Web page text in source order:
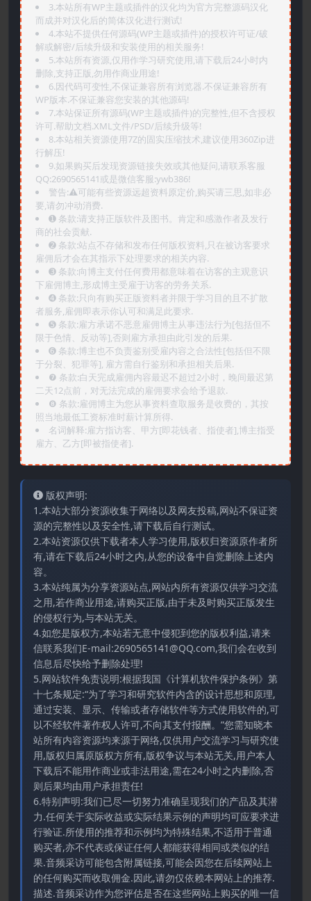
3.本站所有WP主题或插件的汉化均为官方完整源码汉化
而成并对汉化后的简体汉化进行测试!
4.本站不提供任何源码(WP主题或插件)的授权许可证/破
解或解密/后续升级和安装使用的相关服务!
5.本站所有资源,仅用作学习研究使用,请下载后24小时内
删除,支持正版,勿用作商业用途!
6.因代码可变性,不保证兼容所有浏览器.不保证兼容所有
WP版本.不保证兼容您安装的其他源码!
7.本站保证所有源码(WP主题或插件)的完整性,但不含授权
许可.帮助文档.XML文件/PSD/后续升级等!
8.本站相关资源使用7Z的固实压缩技术,建议使用360Zip进
行解压!
9.如果购买后发现资源链接失效或其他疑问,请联系客服
QQ:2690565141或是微信客服:ywb386!
警告:⚠️可能有些资源远超资料原定价,购买请三思,如非必
要,请勿冲动消费.
➊️ 条款:请支持正版软件及图书。肯定和感激作者及发行
商的社会贡献.
➋️ 条款:站点不存储和发布任何版权资料,只在被访客要求
雇佣后才会在其指示下处理要求的相关内容.
➌️ 条款:向博主支付任何费用都意味着在访客的主观意识
下雇佣博主,形成博主受雇于访客的劳务关系.
➍️ 条款:只向有购买正版资料者并限于学习目的且不扩散
者服务,雇佣即表示你认可和满足此要求.
➎ 条款:雇方承诺不恶意雇佣博主从事违法行为[包括但不
限于色情、反动等],否则雇方承担由此引发的后果.
➏️ 条款:博主也不负责鉴别受雇内容之合法性[包括但不限
于分裂、犯罪等], 雇方需自行鉴别和承担相关后果.
❼ 条款:白天完成雇佣内容最迟不超过2小时，晚间最迟第
二天12点前，对无法完成的雇佣要求会给予退款.
❽ 条款:雇佣博主为您从事资料查取服务是收费的，其按
照当地最低工资标准时薪计算所得.
名词解释:雇方指访客、甲方[即花钱者、指使者],博主指受
雇方、乙方[即被指使者].
版权声明:
1.本站大部分资源收集于网络以及网友投稿,网站不保证资
源的完整性以及安全性,请下载后自行测试。
2.本站资源仅供下载者本人学习使用,版权归资源原作者所
有,请在下载后24小时之内,从您的设备中自觉删除上述内
容。
3.本站纯属为分享资源站点,网站内所有资源仅供学习交流
之用,若作商业用途,请购买正版,由于未及时购买正版发生
的侵权行为,与本站无关。
4.如您是版权方,本站若无意中侵犯到您的版权利益,请来
信联系我们E-mail:2690565141@QQ.com,我们会在收到
信息后尽快给予删除处理!
5.网站软件免责说明:根据我国《计算机软件保护条例》第
十七条规定:“为了学习和研究软件内含的设计思想和原理,
通过安装、显示、传输或者存储软件等方式使用软件的,可
以不经软件著作权人许可,不向其支付报酬。”您需知晓本
站所有内容资源均来源于网络,仅供用户交流学习与研究使
用,版权归属原版权方所有,版权争议与本站无关,用户本人
下载后不能用作商业或非法用途,需在24小时之内删除,否
则后果均由用户承担责任!
6.特别声明:我们已尽一切努力准确呈现我们的产品及其潜
力.任何关于实际收益或实际结果示例的声明均可应要求进
行验证.所使用的推荐和示例均为特殊结果,不适用于普通
购买者,亦不代表或保证任何人都能获得相同或类似的结
果.音频采访可能包含附属链接,可能会因您在后续网站上
的任何购买而收取佣金.因此,请勿仅依赖本网站上的推荐.
描述.音频采访作为您评估是否在这些网站上购买的唯一信